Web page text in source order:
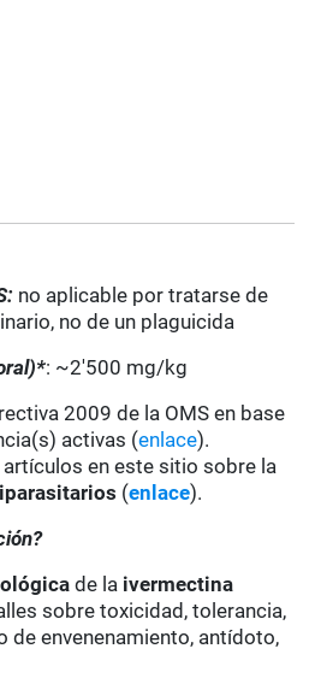
no aplicable por tratarse de
no de un plaguicida
: ~2'500 mg/kg
2009 de la OMS en base
activas (enlace).
en este sitio sobre la
(enlace).
de la ivermectina
sobre toxicidad, tolerancia,
de envenenamiento, antídoto,